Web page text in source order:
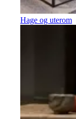
Hage og uterom